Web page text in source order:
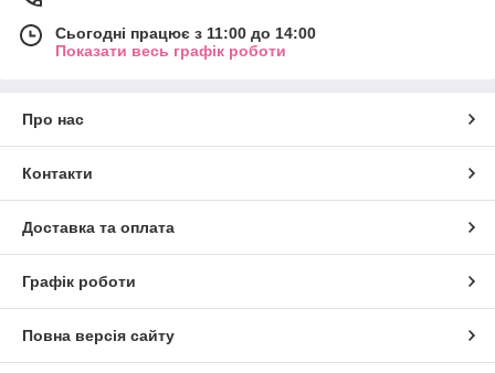
Сьогодні працює з 11:00 до 14:00
Показати весь графік роботи
Про нас
Контакти
Доставка та оплата
Графік роботи
Повна версія сайту